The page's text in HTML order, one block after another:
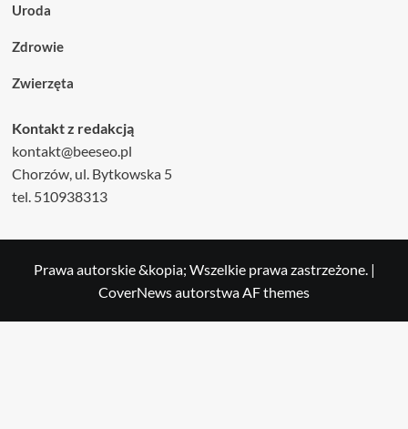
Uroda
Zdrowie
Zwierzęta
Kontakt z redakcją
kontakt@beeseo.pl
Chorzów, ul. Bytkowska 5
tel. 510938313
Prawa autorskie &kopia; Wszelkie prawa zastrzeżone. |
CoverNewsautorstwa AF themes